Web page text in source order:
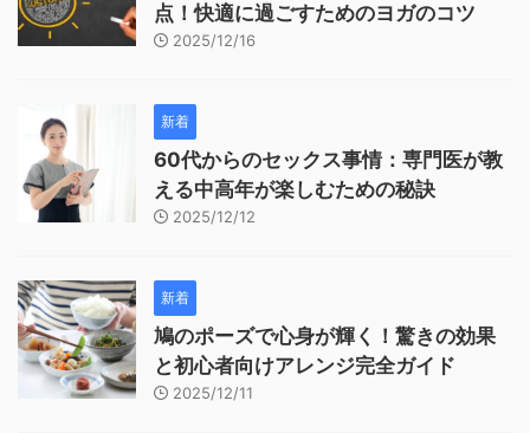
点！快適に過ごすためのヨガのコツ
2025/12/16
新着
60代からのセックス事情：専門医が教
える中高年が楽しむための秘訣
2025/12/12
新着
鳩のポーズで心身が輝く！驚きの効果
と初心者向けアレンジ完全ガイド
2025/12/11